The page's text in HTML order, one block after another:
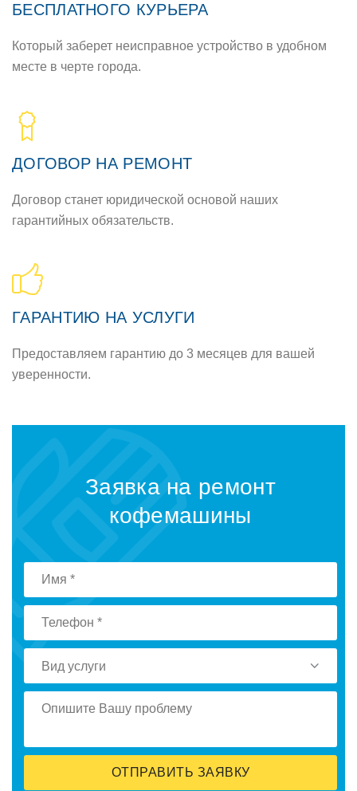
БЕСПЛАТНОГО КУРЬЕРА
Который заберет неисправное устройство в удобном
месте в черте города.
ДОГОВОР НА РЕМОНТ
Договор станет юридической основой наших
гарантийных обязательств.
ГАРАНТИЮ НА УСЛУГИ
Предоставляем гарантию до 3 месяцев для вашей
уверенности.
Заявка на ремонт
кофемашины
Вид услуги
ОТПРАВИТЬ ЗАЯВКУ